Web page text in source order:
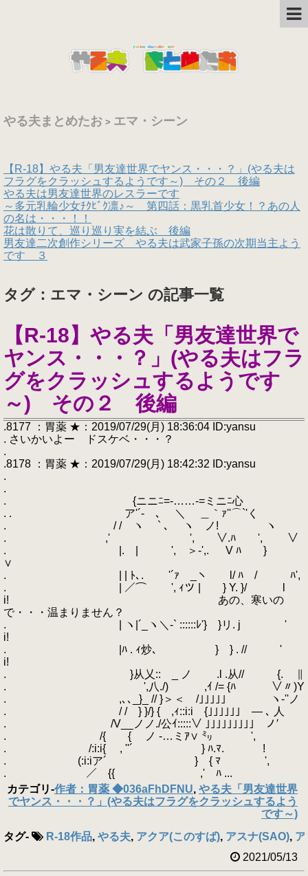
やる夫まとめたお > エマ・シーン
【R-18】やる夫「男友達世界でヤンス・・・？」(やる夫は
フラグをクラッシュするようです～) その２ 後編
やる夫は男友達世界のレスラーです
～多元乳輪少女ﾁｸﾋﾞｸ凛♪～ 第四話：黒乳首少女！？あの人
の名は・・・！！
花は散りて、巡り巡り実を結ぶ 後編
男友達二次創作シリーズ やる夫は武家子孫の次期当主よう
です ３
タグ：エマ・シーン の記事一覧
【R-18】やる夫「男友達世界で
ヤンス・・・？」(やる夫はフラ
グをクラッシュするようです
～) その２ 後編
.8177 ：胃薬 ★：2019/07/29(月) 18:36:04 ID:yansu
. さいかいよー ドスケベ・・・？
.
.8178 ：胃薬 ★：2019/07/29(月) 18:42:32 ID:yansu
.
.
. {ニニﾆ=-……-=ミニﾆ心
. . ア'´- ､ ＼ ＿｀ｧ''⌒`'く
. / / ヽ ` ､ ヽ ノ! ヽ
. ,' ', ∨.ﾊ ', ∨
. |. | ', ＞‐',. V ﾊ }
∨
. | | ﾄ､. '´ｧ _ヽ l/ ﾊ / ﾊ',
. | ／⌒ ', ｨツ | } Y. }/ l
i! あの、寒いの
で・・・温まりません？
. | ヽ|´_ヽ＼-` ::::::ﾚ'} }リ. j '
i!
. |ﾊ . ｨ炒､ } } . // '
i!
. }从乂:: _ ノ .l .从// {. ∥
. ',八./) ,ｲ /= {ﾊ ∨〃)Y
. ,､､_}_ // }＞＜ /｣｣｣｣｣ ヽ-''ノ
. / / } }/} { ,ｨ::i:iゝ{｣｣｣｣｣｣ゝ― ､ 人
. /V__ノノ./公ｲ:::::∨ ｣｣｣｣｣｣｣｣｣ ノ′
. /{ { ノ ‐…ミｱ∨ ㍉ ',
. /:i:i{ , ''´ } ﾊ.ﾏ. !
. (:i:iア´ } { ﾏ ',
. ／ {{ ,' ﾊ ...
カテゴリ-作者：胃薬 ◆036aFhDFNU, やる夫「男友達世界
でヤンス・・・？」(やる夫はフラグをクラッシュするよう
です～)
タグ- R-18作品, やる夫, アクア(このすば), アスナ(SAO),
2021/05/13